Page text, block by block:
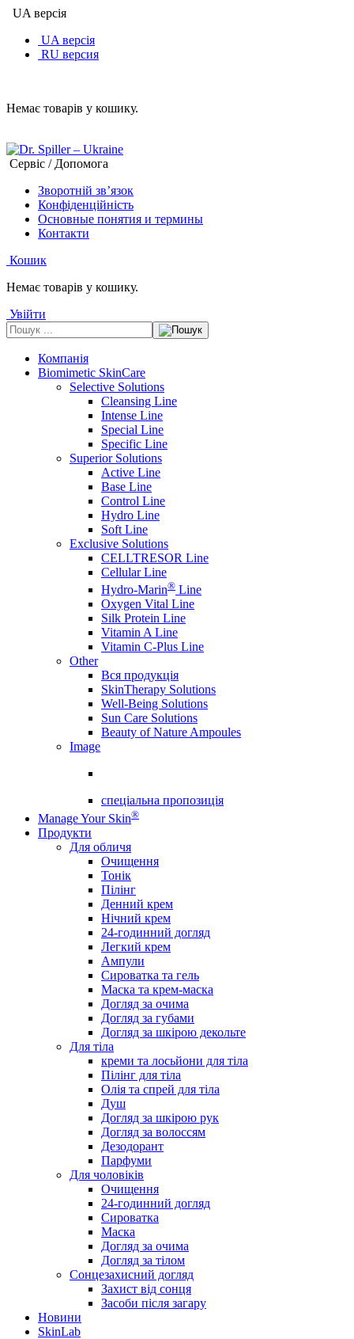
UA версія
UA версія
RU версия
Немає товарів у кошику.
Сервіс / Допомога
Зворотній зв’язок
Конфіденційність
Основные понятия и термины
Контакти
Кошик
Немає товарів у кошику.
Увійти
Компанія
Biomimetic SkinCare
Selective Solutions
Cleansing Line
Intense Line
Special Line
Specific Line
Superior Solutions
Active Line
Base Line
Control Line
Hydro Line
Soft Line
Exclusive Solutions
CELLTRESOR Line
Cellular Line
Hydro-Marin® Line
Oxygen Vital Line
Silk Protein Line
Vitamin A Line
Vitamin C-Plus Line
Other
Вся продукція
SkinTherapy Solutions
Well-Being Solutions
Sun Care Solutions
Beauty of Nature Ampoules
Image
спеціальна пропозиція
Manage Your Skin®
Продукти
Для обличя
Очищення
Тонік
Пілінг
Денний крем
Нічний крем
24-годинний догляд
Легкий крем
Ампули
Сироватка та гель
Маска та крем-маска
Догляд за очима
Догляд за губами
Догляд за шкірою декольте
Для тіла
креми та лосьйони для тіла
Пілінг для тіла
Олія та спрей для тіла
Душ
Догляд за шкірою рук
Догляд за волоссям
Дезодорант
Парфуми
Для чоловіків
Очищення
24-годинний догляд
Сироватка
Маска
Догляд за очима
Догляд за тілом
Сонцезахисний догляд
Захист від сонця
Засоби після загару
Новини
SkinLab